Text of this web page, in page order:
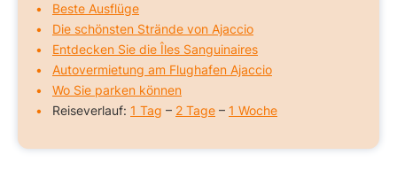
Beste Ausflüge
Die schönsten Strände von Ajaccio
Entdecken Sie die Îles Sanguinaires
Autovermietung am Flughafen Ajaccio
Wo Sie parken können
Reiseverlauf: 1 Tag – 2 Tage – 1 Woche